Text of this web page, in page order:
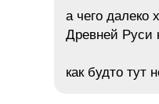
а чего далеко
Древней Руси
как будто тут